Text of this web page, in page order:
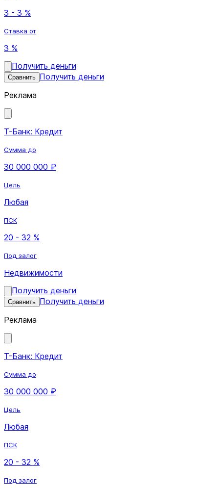
3 - 3 %
Ставка от
3 %
Получить деньги
Сравнить Получить деньги
Реклама
Т-Банк: Кредит
Сумма до
30 000 000 ₽
Цель
Любая
ПСК
20 - 32 %
Под залог
Недвижимости
Получить деньги
Сравнить Получить деньги
Реклама
Т-Банк: Кредит
Сумма до
30 000 000 ₽
Цель
Любая
ПСК
20 - 32 %
Под залог